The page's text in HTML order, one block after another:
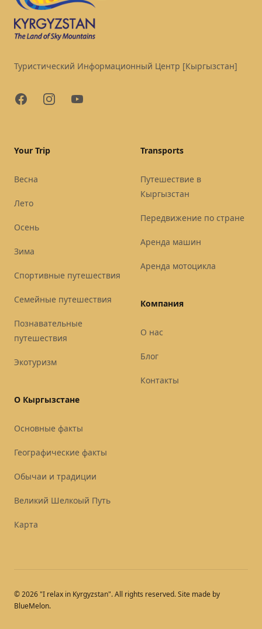
Туристический Информационный Центр [Кыргызстан]
FacebookInstagramYouTube
Your Trip
Весна
Лето
Осень
Зима
Спортивные путешествия
Семейные путешествия
Познавательные
путешествия
Экотуризм
О Кыргызстане
Основные факты
Географические факты
Обычаи и традиции
Великий Шелкоый Путь
Карта
Transports
Путешествие в
Кыргызстан
Передвижение по стране
Аренда машин
Аренда мотоцикла
Компания
О нас
Блог
Контакты
© 2026 "I relax in Kyrgyzstan". All rights reserved. Site made by
BlueMelon.